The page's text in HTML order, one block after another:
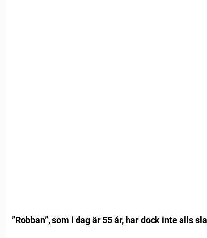
”Robban”, som i dag är 55 år, har dock inte alls